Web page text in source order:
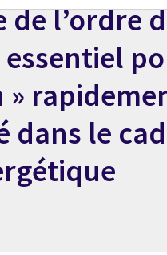
l’ordre
»
dans le